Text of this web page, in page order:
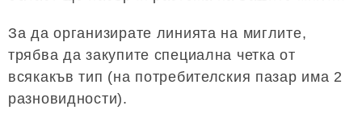
За да организирате линията на миглите,
трябва да закупите специална четка от
всякакъв тип (на потребителския пазар има 2
разновидности).